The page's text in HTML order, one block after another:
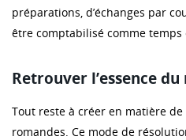
préparations, d’échanges par
être comptabilisé comme temps
Retrouver l’essence
Tout reste à créer en matière
romandes. Ce mode de